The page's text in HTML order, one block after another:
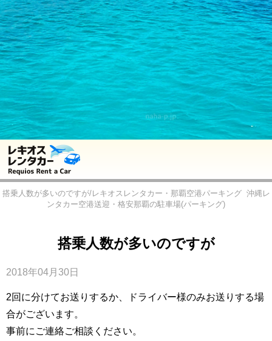
搭乗人数が多いのですが/レキオスレンタカー・那覇空港パーキング 沖縄レ
ンタカー空港送迎・格安那覇の駐車場(パーキング)
搭乗人数が多いのですが
2018年04月30日
2回に分けてお送りするか、ドライバー様のみお送りする場
合がございます。
事前にご連絡ご相談ください。